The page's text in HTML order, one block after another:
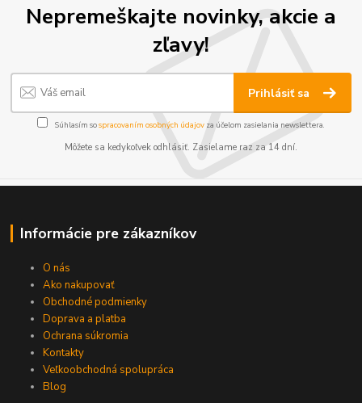
Nepremeškajte novinky, akcie a
zľavy!
Prihlásiť sa
Súhlasím sospracovaním osobných údajov za účelom zasielania newslettera.
Môžete sa kedykoľvek odhlásiť. Zasielame raz za 14 dní.
Informácie pre zákazníkov
O nás
Ako nakupovať
Obchodné podmienky
Doprava a platba
Ochrana súkromia
Kontakty
Veľkoobchodná spolupráca
Blog